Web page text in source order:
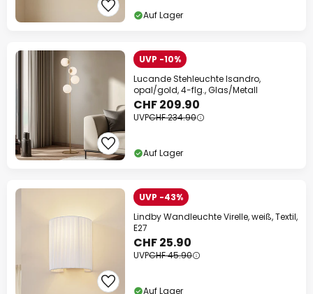
Auf Lager
UVP -10%
Lucande Stehleuchte Isandro,
opal/gold, 4-flg., Glas/Metall
CHF 209.90
UVPCHF 234.90
Auf Lager
UVP -43%
Lindby Wandleuchte Virelle, weiß, Textil,
E27
CHF 25.90
UVPCHF 45.90
Auf Lager